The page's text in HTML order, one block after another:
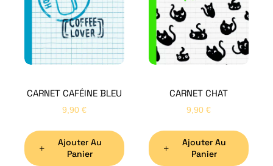
CARNET CAFÉINE BLEU
9,90 €
Ajouter Au
Panier
CARNET CHAT
9,90 €
Ajouter Au
Panier